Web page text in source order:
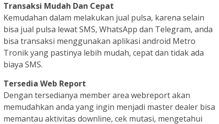
Transaksi Mudah Dan Cepat
Kemudahan dalam melakukan jual pulsa, karena selain
bisa jual pulsa lewat SMS, WhatsApp dan Telegram, anda
bisa transaksi menggunakan aplikasi android Metro
Tronik yang pastinya lebih mudah, cepat dan tidak ada
biaya SMS.
Tersedia Web Report
Dengan tersedianya member area webreport akan
memudahkan anda yang ingin menjadi master dealer bisa
memantau aktivitas downline, cek mutasi, mengetahui